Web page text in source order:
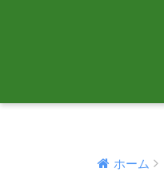
ホーム